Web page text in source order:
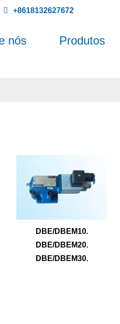
+8618132627672
nós Produtos
DBE/DBEM10.
DBE/DBEM20.
DBE/DBEM30.